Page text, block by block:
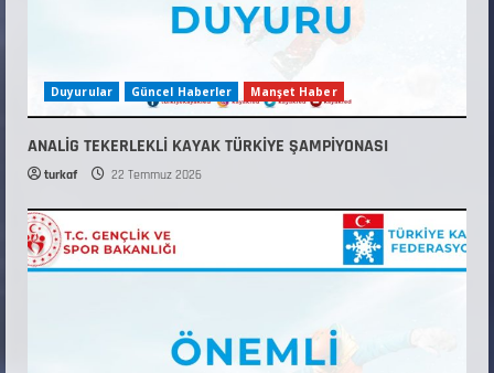
Duyurular Güncel Haberler Manşet Haber
ANALİG TEKERLEKLİ KAYAK TÜRKİYE ŞAMPİYONASI
turkaf 22 Temmuz 2026